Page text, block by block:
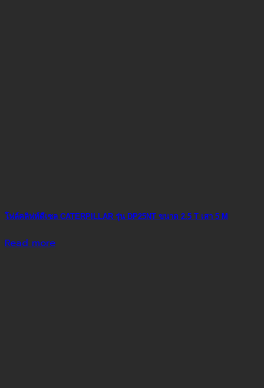
โฟล์คลิฟท์ดีเซล CATERPILLAR รุ่น DP25NT ขนาด 2.5 T เสา 5 M
Read more